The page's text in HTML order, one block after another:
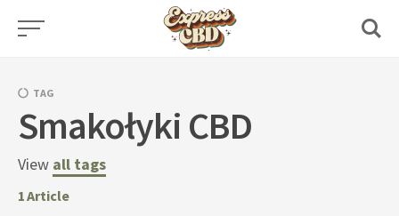
Skip
TAG
Smakołyki CBD
View all tags
1Article